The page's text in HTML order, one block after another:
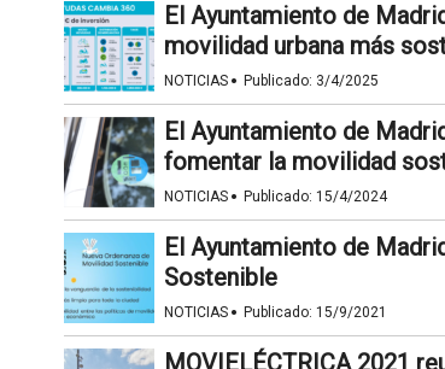
El Ayuntamiento de
movilidad urbana más
NOTICIAS · Publicado: 3/4/2025
El Ayuntamiento de
fomentar la movilidad
NOTICIAS · Publicado: 15/4/2024
El Ayuntamiento de
Sostenible
NOTICIAS · Publicado: 15/9/2021
MOVIELÉCTRICA 2021